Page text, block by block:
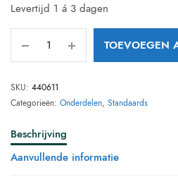
Levertijd 1 á 3 dagen
TOEVOEGEN
SKU: 440611
Categorieën: Onderdelen, Standaards
Beschrijving
Aanvullende informatie